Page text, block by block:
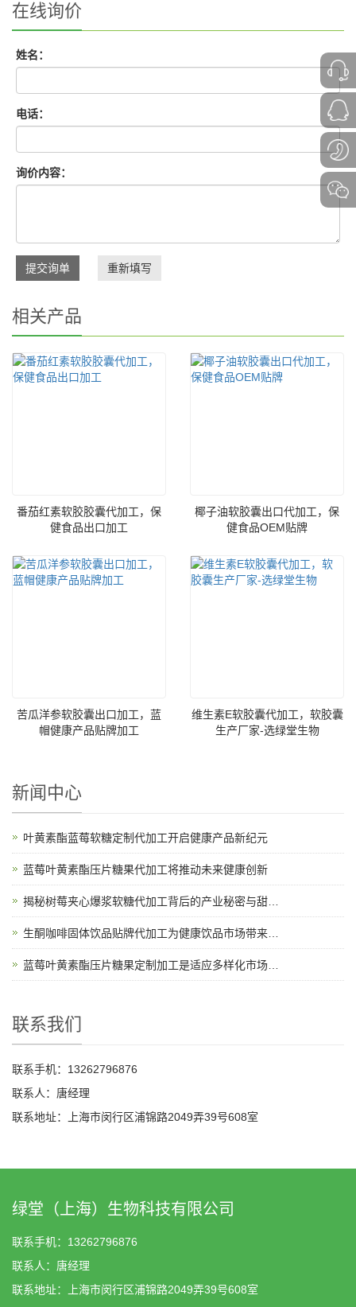
在线询价
姓名：
电话：
询价内容：
提交询单 重新填写
相关产品
番茄红素软胶胶囊代加工，保
健食品出口加工
椰子油软胶囊出口代加工，保
健食品OEM贴牌
苦瓜洋参软胶囊出口加工，蓝
帽健康产品贴牌加工
维生素E软胶囊代加工，软胶囊
生产厂家-选绿堂生物
新闻中心
叶黄素酯蓝莓软糖定制代加工开启健康产品新纪元
蓝莓叶黄素酯压片糖果代加工将推动未来健康创新
联系我们
联系手机：13262796876
联系人：唐经理
联系地址：上海市闵行区浦锦路2049弄39号608室
绿堂（上海）生物科技有限公司
联系手机：13262796876
联系人：唐经理
联系地址：上海市闵行区浦锦路2049弄39号608室